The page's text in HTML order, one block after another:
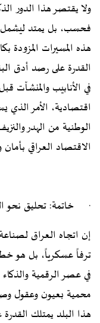
ولا يقتصر هذا الدور
فحسب، بل يمتد ليشمل
هذه المسيرات المزودة
القدرة على رصد أدق
في الأنابيب والمنشآت
اقتصادية، الأمر الذي
الوطنية من الهدر
الاقتصاد العراقي
· خاتمة: تحليق نحو
إن اتجاه العراق
ترفاً عسكرياً، بل هو
في عصر الرقمية
محمية بعيون وعقول
هذا البلد يمتلك